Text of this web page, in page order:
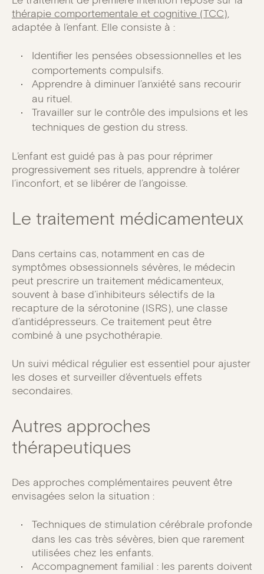
thérapie comportementale et cognitive (TCC),
adaptée à l’enfant. Elle consiste à :
Identifier les pensées obsessionnelles et les
comportements compulsifs.
Apprendre à diminuer l’anxiété sans recourir
au rituel.
Travailler sur le contrôle des impulsions et les
techniques de gestion du stress.
L’enfant est guidé pas à pas pour réprimer
progressivement ses rituels, apprendre à tolérer
l’inconfort, et se libérer de l’angoisse.
Le traitement médicamenteux
Dans certains cas, notamment en cas de
symptômes obsessionnels sévères, le médecin
peut prescrire un traitement médicamenteux,
souvent à base d’inhibiteurs sélectifs de la
recapture de la sérotonine (ISRS), une classe
d’antidépresseurs. Ce traitement peut être
combiné à une psychothérapie.
Un suivi médical régulier est essentiel pour ajuster
les doses et surveiller d’éventuels effets
secondaires.
Autres approches
thérapeutiques
Des approches complémentaires peuvent être
envisagées selon la situation :
Techniques de stimulation cérébrale profonde
dans les cas très sévères, bien que rarement
utilisées chez les enfants.
Accompagnement familial : les parents doivent